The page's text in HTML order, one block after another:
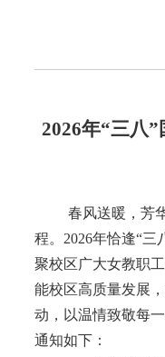
2026年“三八
春风送暖，芳
程。2026年恰逢“三
聚校区广大女教职
能校区高质量发展
动，以温情致敬每
通知如下：